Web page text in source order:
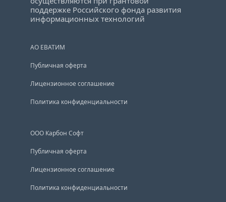
поддержке Российского фонда развития
информационных технологий
АО ЕВАТИМ
Публичная оферта
Лицензионное соглашение
Политика конфиденциальности
ООО Карбон Софт
Публичная оферта
Лицензионное соглашение
Политика конфиденциальности